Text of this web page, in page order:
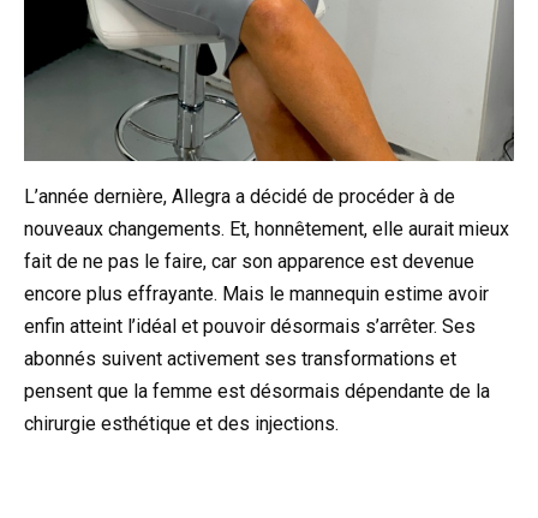
L’année dernière, Allegra a décidé de procéder à de
nouveaux changements. Et, honnêtement, elle aurait mieux
fait de ne pas le faire, car son apparence est devenue
encore plus effrayante. Mais le mannequin estime avoir
enfin atteint l’idéal et pouvoir désormais s’arrêter. Ses
abonnés suivent activement ses transformations et
pensent que la femme est désormais dépendante de la
chirurgie esthétique et des injections.